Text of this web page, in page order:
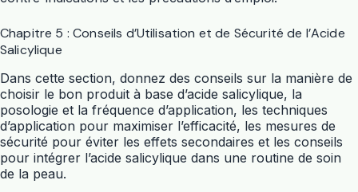
Chapitre 5 : Conseils d’Utilisation et de Sécurité de l’Acide
Salicylique
Dans cette section, donnez des conseils sur la manière de
choisir le bon produit à base d’acide salicylique, la
posologie et la fréquence d’application, les techniques
d’application pour maximiser l’efficacité, les mesures de
sécurité pour éviter les effets secondaires et les conseils
pour intégrer l’acide salicylique dans une routine de soin
de la peau.